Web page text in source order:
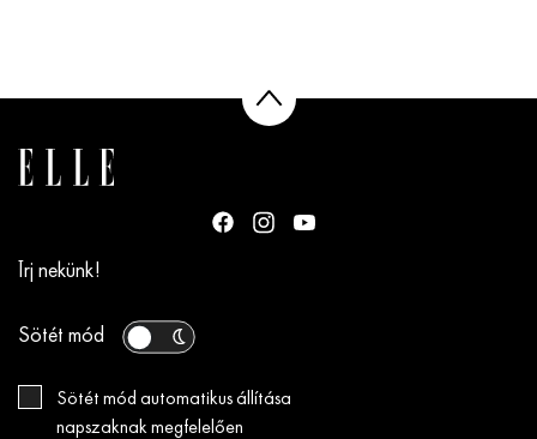
Írj nekünk!
Sötét mód
Sötét mód automatikus állítása
napszaknak megfelelően